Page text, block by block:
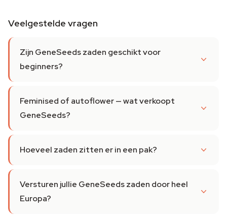
Veelgestelde vragen
Zijn GeneSeeds zaden geschikt voor
beginners?
Feminised of autoflower — wat verkoopt
GeneSeeds?
Hoeveel zaden zitten er in een pak?
Versturen jullie GeneSeeds zaden door heel
Europa?